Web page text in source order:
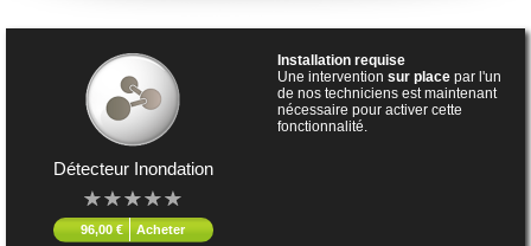
Détecteur Inondation
96,00 € Acheter
Installation requise
Une intervention sur place par l'un
de nos techniciens est maintenant
nécessaire pour activer cette
fonctionnalité.